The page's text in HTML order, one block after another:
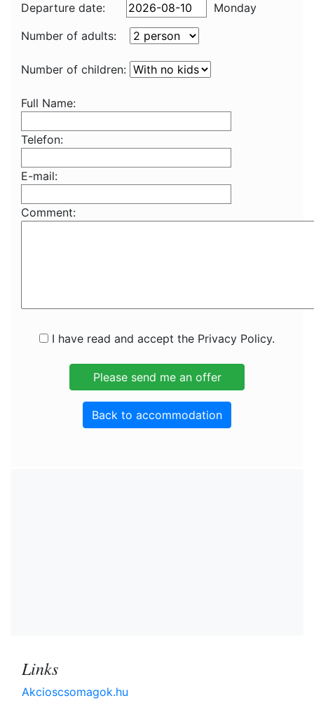
Departure date:
Monday
Number of adults:
Number of children:
Full Name:
Telefon:
E-mail:
Comment:
I have read and accept the Privacy Policy.
Back to accommodation
Links
Akcioscsomagok.hu